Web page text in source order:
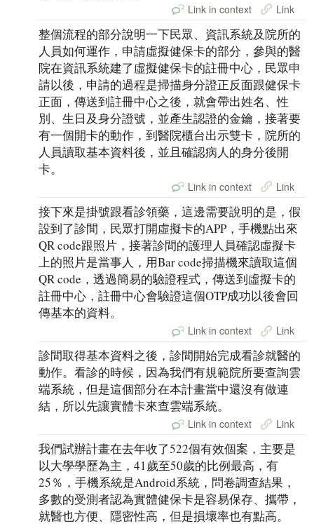
Link in context Link
整個流程的部分說明一下民眾、資訊系統及院所的
人員如何運作，申請虛擬健保卡的部分，參與的醫
院在資訊系統建了虛擬健保卡的註冊中心，民眾申
請以後，申請的過程是掃描身分證正反面跟健保卡
正面，傳送到註冊中心之後，就會帶出姓名、性
別、生日及身分證號，並產生認證的金鑰，接著要
有一個開卡的動作，到醫院櫃台出示雙卡，院所的
人員讀取基本資料後，並且確認病人的身分後開
卡。
Link in context Link
接下來是掛號跟看診領藥，這邊需要說明的是，假
設到了診間，民眾打開虛擬卡的APP，手機點出來
QR code跟照片，接著診間的護理人員確認虛擬卡
上的照片是當事人，用Bar code掃描機來讀取這個
QR code，透過簡易的驗證程式，傳送到虛擬卡的
註冊中心，註冊中心會驗證這個OTP成功以後會回
傳基本的資料。
Link in context Link
診間取得基本資料之後，診間開始完成看診就醫的
動作。看診的時候，因為我們有規範院所要查詢雲
端系統，但是這個部分在本計畫當中還沒有做連
結，所以先讓實體卡來查雲端系統。
Link in context Link
我們試辦計畫在去年收了522個有效個案，主要是
以大學學歷為主，41歲至50歲的比例最高，有
25％，手機系統是Android系統，問卷調查結果，
多數的受測者認為實體健保卡是容易保存、攜帶，
就醫也方便、隱密性高，但是損壞率也有點高。